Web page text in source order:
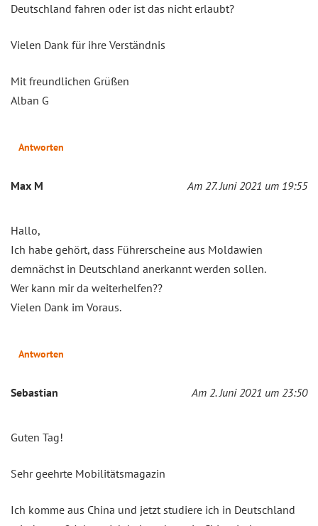
Deutschland fahren oder ist das nicht erlaubt?
Vielen Dank für ihre Verständnis
Mit freundlichen Grüßen
Alban G
Antworten
Max M Am 27. Juni 2021 um 19:55
Hallo,
Ich habe gehört, dass Führerscheine aus Moldawien
demnächst in Deutschland anerkannt werden sollen.
Wer kann mir da weiterhelfen??
Vielen Dank im Voraus.
Antworten
Sebastian Am 2. Juni 2021 um 23:50
Guten Tag!
Sehr geehrte Mobilitätsmagazin
Ich komme aus China und jetzt studiere ich in Deutschland